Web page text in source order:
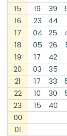
15
19 39
16
23
44
17
04 25
18
05 26
19
17
42
20
03
35
21
17 33
22
10 30
23
15
40
00
01